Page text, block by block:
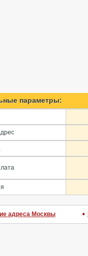
параметры:
адреса Москвы